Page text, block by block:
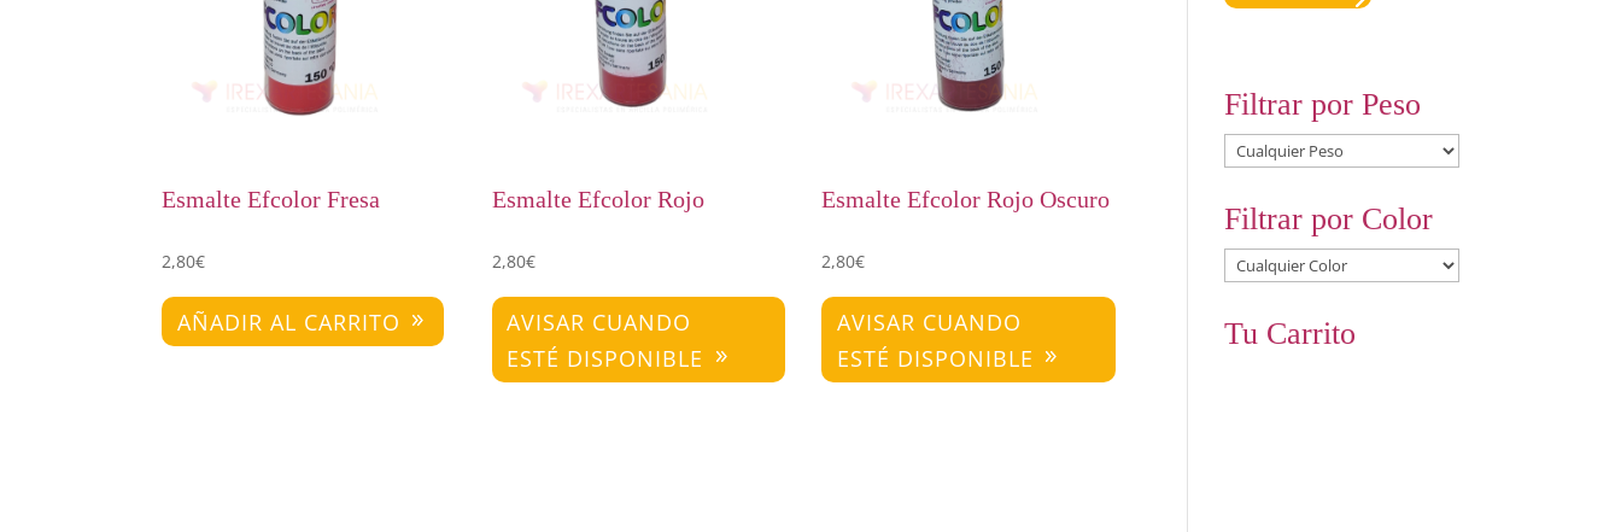
Esmalte Efcolor Fresa
2,80€
AÑADIR AL CARRITO
Esmalte Efcolor Rojo
2,80€
AVISAR CUANDO
ESTÉ DISPONIBLE
Esmalte Efcolor Rojo Oscuro
2,80€
AVISAR CUANDO
ESTÉ DISPONIBLE
Filtrar por Peso
Filtrar por Color
Tu Carrito